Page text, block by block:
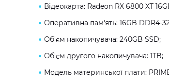
Відеокарта: Radeon RX 6800 XT
Оперативна пам'ять: 16GB DDR4-
Об'єм накопичувача: 240GB SSD;
Об'єм другого накопичувача: 1TB;
Модель материнської плати: